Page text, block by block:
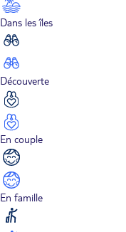
Dans les îles
Découverte
En couple
En famille